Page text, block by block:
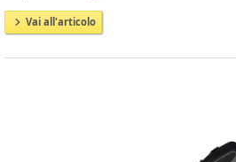
Vai all'articolo